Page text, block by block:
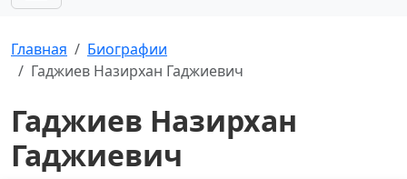
Главная
Биографии
Гаджиев Назирхан Гаджиевич
Гаджиев Назирхан
Гаджиевич